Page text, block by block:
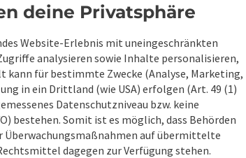
deine Privatsphäre
Website-Erlebnis mit uneingeschränkten
analysieren sowie Inhalte personalisieren,
kann für bestimmte Zwecke (Analyse, Marketing,
in ein Drittland (wie USA) erfolgen (Art. 49 (1)
Datenschutzniveau bzw. keine
bestehen. Somit ist es möglich, dass Behörden
Überwachungsmaßnahmen auf übermittelte
dagegen zur Verfügung stehen.